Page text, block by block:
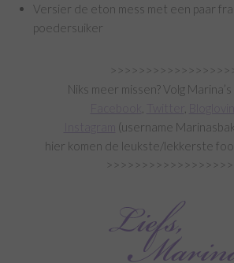
Versier de eton mess met een paar
poedersuiker
Niks meer missen? Volg
Bloglovin
Instagram
(username
hier komen de leukste/lekkerste